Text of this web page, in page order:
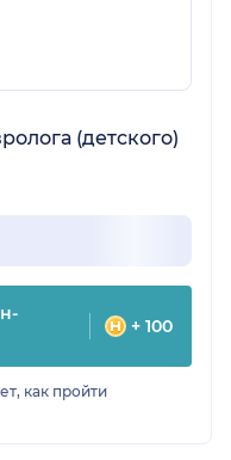
(детского)
+ 100
как пройти